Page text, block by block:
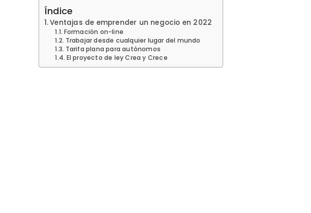
Índice
Ventajas de emprender un negocio en 2022
Formación on-line
Trabajar desde cualquier lugar del mundo
Tarifa plana para autónomos
El proyecto de ley Crea y Crece